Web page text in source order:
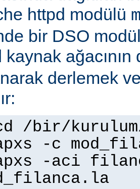
httpd modülü
bir DSO
kaynak ağacının
derlemek
/bir/
-c
-aci